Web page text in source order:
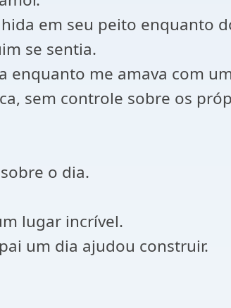
em seu peito enquanto
se sentia.
enquanto me amava com
sem controle sobre os
o dia.
lugar incrível.
um dia ajudou construir.